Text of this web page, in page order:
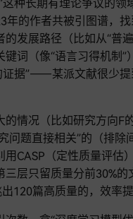
种长期有理论争议的领
年的作者共被引图谱，
发展路径（比如从“普
词（像“语言习得机制”
证据”——某派文献很少
情况（比如研究方向F
问题直接相关”的（排
CASP（定性质量评估
层只留质量分前30%的
120篇高质量的，效率提